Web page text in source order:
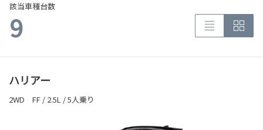
該当車種台数
9
ハリアー
2WD FF / 2.5L / 5人乗り